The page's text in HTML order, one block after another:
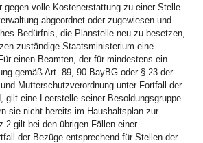
gegen volle Kostenerstattung zu einer Stelle
abgeordnet oder zugewiesen und
Bedürfnis, die Planstelle neu zu besetzen,
zuständige Staatsministerium eine
Für einen Beamten, der für mindestens ein
gemäß Art. 89, 90 BayBG oder § 23 der
Mutterschutzverordnung unter Fortfall der
gilt eine Leerstelle seiner Besoldungsgruppe
sie nicht bereits im Haushaltsplan zur
2 gilt bei den übrigen Fällen einer
der Bezüge entsprechend für Stellen der